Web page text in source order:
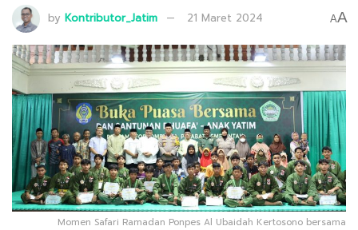
by Kontributor_Jatim 21 Maret 2024 AA
Momen Safari Ramadan Ponpes Al Ubaidah Kertosono bersama